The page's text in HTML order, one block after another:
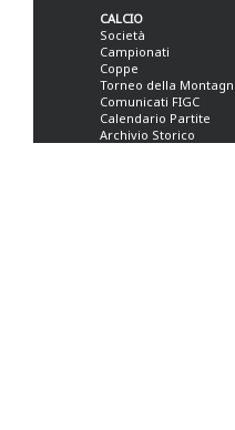
CALCIO
Società
Campionati
Coppe
Torneo della
Comunicati FIGC
Calendario Partite
Archivio Storico